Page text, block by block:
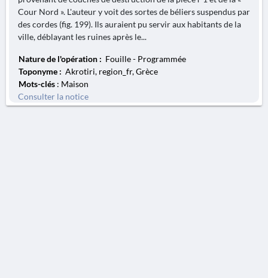
Cour Nord ». L'auteur y voit des sortes de béliers suspendus par
des cordes (fig. 199). Ils auraient pu servir aux habitants de la
ville, déblayant les ruines après le...
Nature de l'opération : Fouille - Programmée
Toponyme : Akrotiri, region_fr, Grèce
Mots-clés : Maison
Consulter la notice